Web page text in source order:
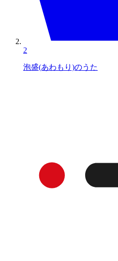
2
泡盛(あわもり)のうた